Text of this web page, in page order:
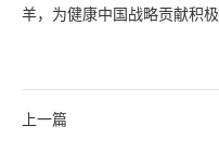
羊，为健康中国战略贡献积极
上一篇